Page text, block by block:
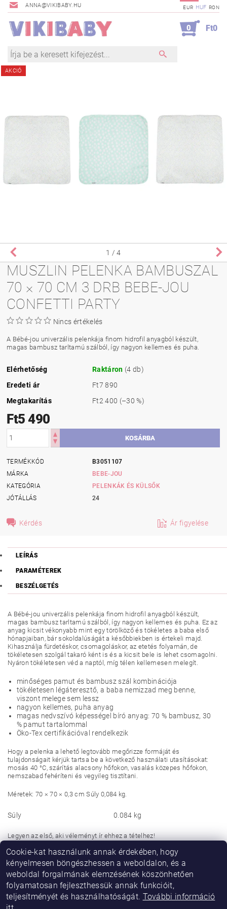
ANNA@VIKIBABY.HU EUR HUF RON
0 Ft0
AKCIÓ
1 / 4
MUSZLIN PELENKA BAMBUSZAL
70 × 70 CM 3 DRB BEBE-JOU
CONFETTI PARTY
Nincs értékelés
A Bébé-jou univerzális pelenkája finom hidrofil anyagból készült,
magas bambusz tarltamú szálból, így nagyon kellemes és puha.
Elérhetőség Raktáron (4 db)
Eredeti ár
Ft7 890
Megtakarítás
Ft2 400 (–30 %)
Ft5 490
TERMÉKKÓD
B3051107
MÁRKA
BEBE-JOU
KATEGÓRIA
PELENKÁK ÉS KÜLSŐK
JÓTÁLLÁS
24
Kérdés Ár figyelése
LEÍRÁS
PARAMÉTEREK
BESZÉLGETÉS
A Bébé-jou univerzális pelenkája finom hidrofil anyagból készült,
magas bambusz tarltamú szálból, így nagyon kellemes és puha. Ez az
anyag kicsit vékonyabb mint egy törölköző és tökéletes a baba első
hónapjaiban, bár sokoldalúságát a későbbiekben is értekeli majd.
Kihasználja fürdetéskor, csomagoláskor, az etetés folyamán, de
tökéletesen szolgál takaró ként is és a kicsit bele is lehet csomagolni.
Nyáron tökéletesen véd a naptól, míg télen kellemesen melegít.
minőséges pamut és bambusz szál kombinációja
tökéletesen légáteresztő, a baba nemizzad meg benne,
viszont melege sem lessz
nagyon kellemes, puha anyag
magas nedvszívó képességel bíró anyag: 70 % bambusz, 30
% pamut tartalommal
Öko-Tex certifikációval rendelkezik
Hogy a pelenka a lehető legtovább megőrizze formáját és
tulajdonságait kérjük tartsa be a következő használati utasításokat:
mosás 40 °C, szárítás alacsony hőfokon, vasalás közepes hőfokon,
nemszabad fehéríteni és vegyileg tisztítani.
Méretek: 70 × 70 × 0,3 cm Súly 0,084 kg.
Súly 0.084 kg
Legyen az első, aki véleményt ír ehhez a tételhez!
Hozzászólás hozzáadása
Cookie-kat használunk annak érdekében, hogy
kényelmesen böngészhessen a weboldalon, és a
weboldal forgalmának elemzésének köszönhetően
folyamatosan fejleszthessük annak funkcióit,
teljesítményét és használhatóságát. További információ